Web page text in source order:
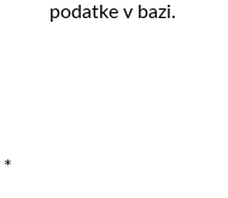
podatke v bazi.
*